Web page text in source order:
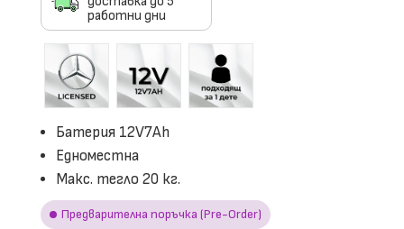
работни дни
Батерия 12V7Ah
Едноместна
Макс. тегло 20 кг.
Предварителна поръчка (Pre-Order)